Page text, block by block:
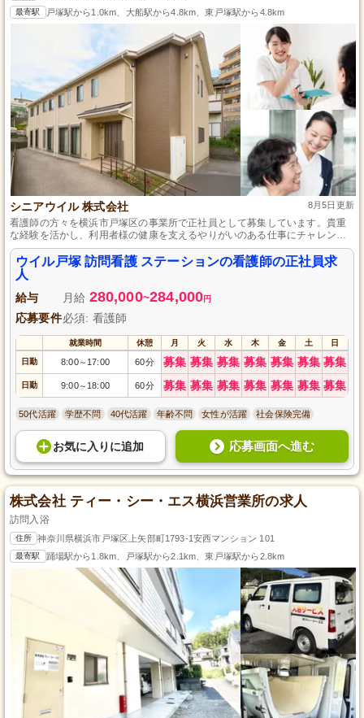
最寄駅 戸塚駅から1.0km、大船駅から4.8km、東戸塚駅から4.8km
シニアウイル 株式会社 8月5日更新
看護師の方々を横浜市戸塚区の事業所で正社員として募集しています。貴重
な経験を活かし、利用者様の健康を支えるやりがいのある仕事にチャレンジ
しませんか？社会保険完備で安定を求める方にもぴったりです。また、マイ
カー通勤が許可されているので、通勤のストレスを感じることなく、毎日の
業務に集中できます。新入社員も安心の研修制度でスムーズに業務に慣れる
ことができます。
ウイル戸塚 訪問看護 ステーションの看護師の正社員求
人
給与 月給 280,000~284,000円
応募要件必須: 看護師
就業時間 休憩 月 火 水 木 金 土 日
日勤 8:00～ 17:00 60分 募集 募集 募集 募集 募集 募集 募集
日勤 9:00～ 18:00 60分 募集 募集 募集 募集 募集 募集 募集
50代活躍 学歴不問 40代活躍 年齢不問 女性が活躍 社会保険完備
お気に入り に追加 応募画面へ進む
株式会社 ティー・シー・エス横浜営業所の求人
訪問入浴
住所 神奈川県横浜市戸塚区上矢部町1793-1安西マンション 101
最寄駅 踊場駅から1.8km、戸塚駅から2.1km、東戸塚駅から2.8km